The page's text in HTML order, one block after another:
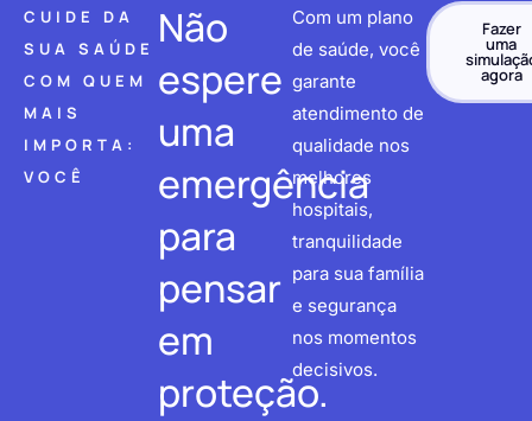
CUIDE DA
SUA SAÚDE
COM QUEM
MAIS
IMPORTA:
VOCÊ
Não
espere
uma
emergência
para
pensar
em
proteção.
Com um plano
de saúde, você
garante
atendimento de
qualidade nos
melhores
hospitais,
tranquilidade
para sua família
e segurança
nos momentos
decisivos.
Fazer
uma
agora